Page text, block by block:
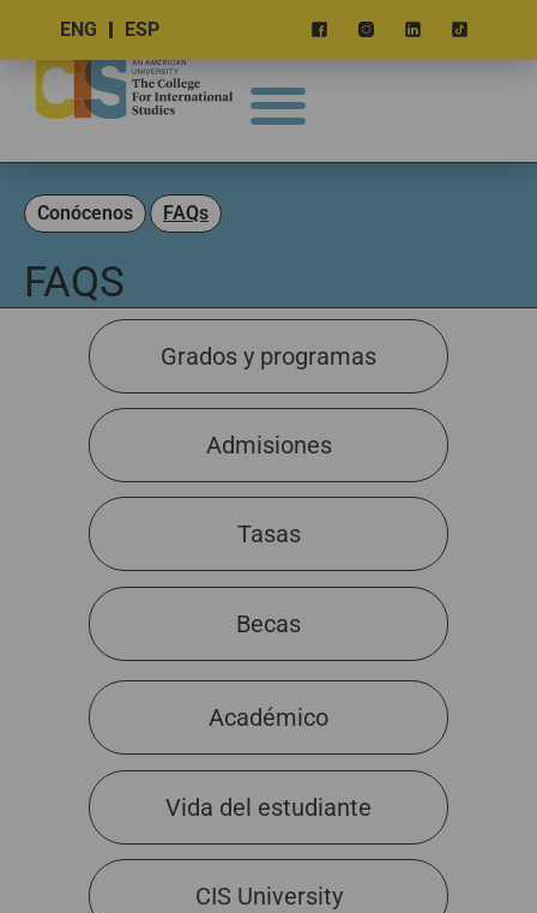
ENG ESP
Conócenos FAQs
FAQS
Grados y programas
Admisiones
Tasas
Becas
Académico
Vida del estudiante
CIS University